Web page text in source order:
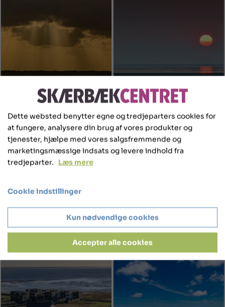
Dette websted benytter egne og tredjeparters cookies for
at fungere, analysere din brug af vores produkter og
tjenester, hjælpe med vores salgsfremmende og
marketingsmæssige indsats og levere indhold fra
tredjeparter. Læs mere
Cookie indstillinger
Kun nødvendige cookies
Accepter alle cookies